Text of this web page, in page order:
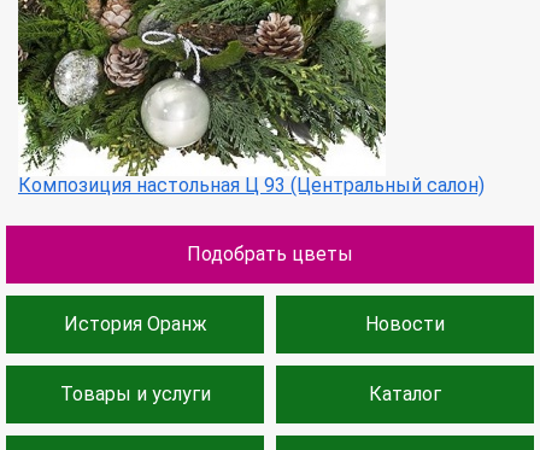
Композиция настольная Ц 93 (Центральный салон)
Подобрать цветы
История Оранж Новости
Товары и услуги Каталог